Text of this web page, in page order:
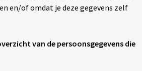
en/of omdat je deze gegevens zelf
van de persoonsgegevens die